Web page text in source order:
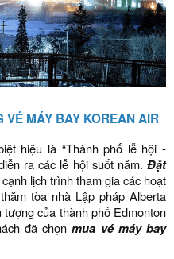
VÉ MÁY BAY KOREAN AIR
hiệu là “Thành phố lễ hội -
ra các lễ hội suốt năm. Đặt
lịch trình tham gia các hoạt
tòa nhà Lập pháp Alberta
tượng của thành phố Edmonton
đã chọnmua vé máy bay